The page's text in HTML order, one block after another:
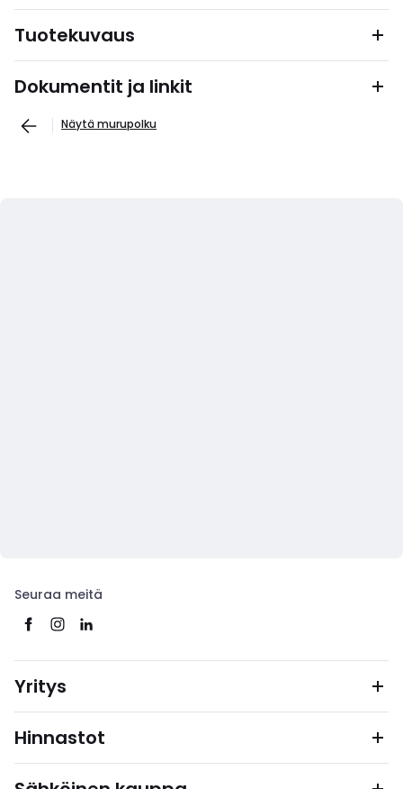
Tuotekuvaus
Dokumentit ja linkit
Näytä murupolku
Seuraa meitä
Yritys
Hinnastot